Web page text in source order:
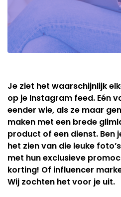
Je ziet het waarschijnlijk
op je Instagram feed. Eén
eender wie, als ze maar
maken met een brede
product of een dienst. Ben
het zien van die leuke
met hun exclusieve
korting! Of influencer
Wij zochten het voor je uit.